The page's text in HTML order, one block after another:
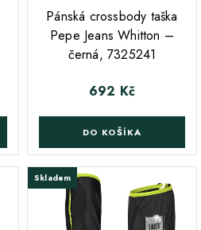
Pánská crossbody taška
Pepe Jeans Whitton –
černá, 7325241
Cena
692 Kč
DO KOŠÍKA
Skladem